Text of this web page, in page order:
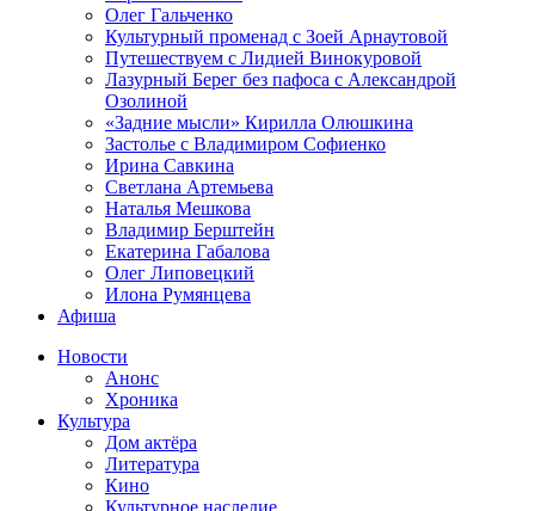
Олег Гальченко
Культурный променад с Зоей Арнаутовой
Путешествуем с Лидией Винокуровой
Лазурный Берег без пафоса с Александрой
Озолиной
«Задние мысли» Кирилла Олюшкина
Застолье с Владимиром Софиенко
Ирина Савкина
Светлана Артемьева
Наталья Мешкова
Владимир Берштейн
Екатерина Габалова
Олег Липовецкий
Илона Румянцева
Афиша
Новости
Анонс
Хроника
Культура
Дом актёра
Литература
Кино